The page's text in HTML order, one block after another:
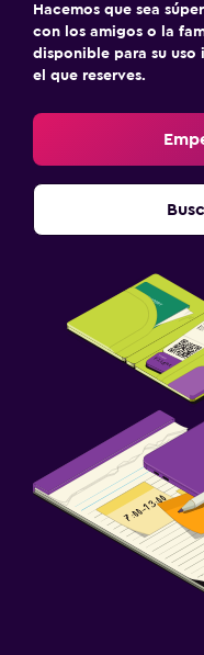
Hacemos que sea
con los amigos o la
disponible para su
el que reserves.